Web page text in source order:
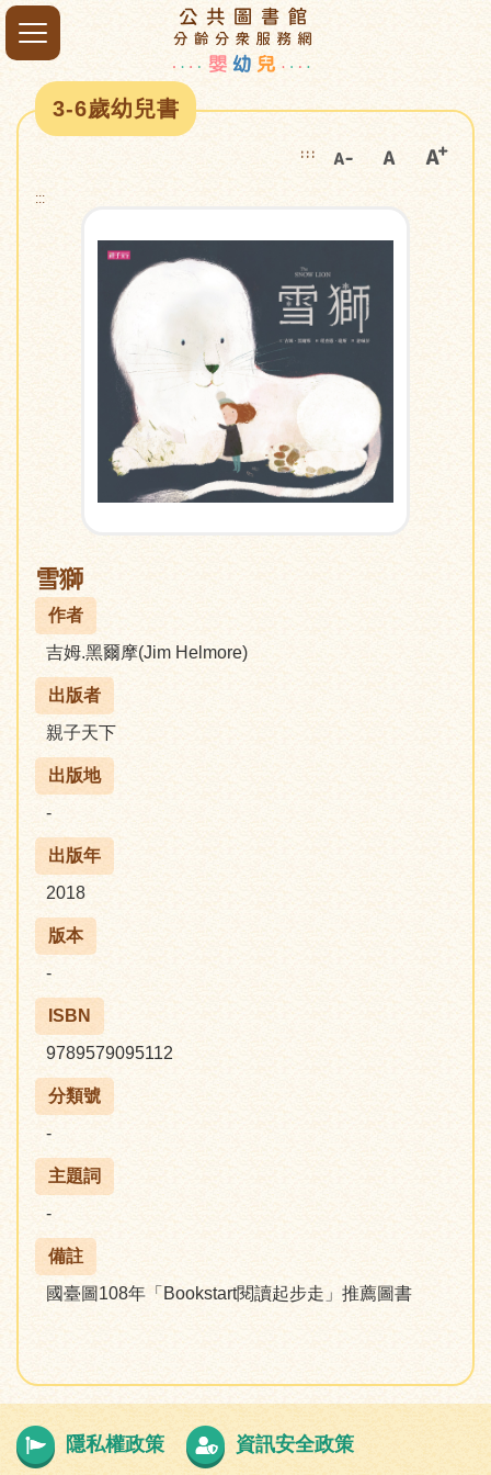
3-6歲幼兒書
:::
:::
雪獅
作者
吉姆.黑爾摩(Jim Helmore)
出版者
親子天下
出版地
-
出版年
2018
版本
-
ISBN
9789579095112
分類號
-
主題詞
-
備註
國臺圖108年「Bookstart閱讀起步走」推薦圖書
隱私權政策 資訊安全政策